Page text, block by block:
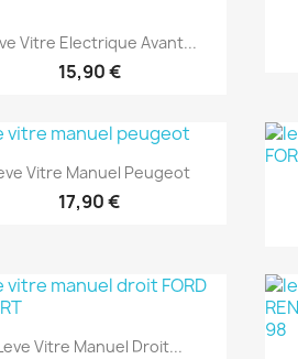
Aperçu rapide
Vitre Electrique Avant...
15,90 €
Aperçu rapide
Vitre Manuel Peugeot
17,90 €
Aperçu rapide
Vitre Manuel Droit...